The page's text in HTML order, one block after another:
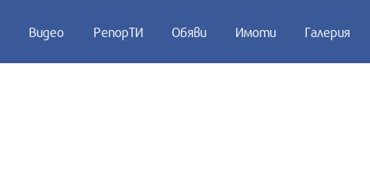
Видео РепорТИ Обяви Имоти Галерия